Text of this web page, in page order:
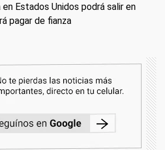
Estados Unidos podrá salir en
pagar de fianza